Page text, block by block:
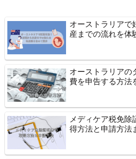
オーストラリアで
産までの流れを体
オーストラリアの
費を申告する方法
メディケア税免除
得方法と申請方法